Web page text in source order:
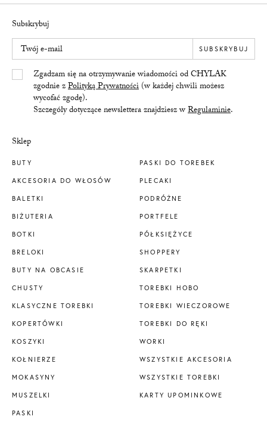
Sklep
BUTY
AKCESORIA DO WŁOSÓW
BALETKI
BIŻUTERIA
BOTKI
BRELOKI
BUTY NA OBCASIE
CHUSTY
KLASYCZNE TOREBKI
KOPERTÓWKI
KOSZYKI
KOŁNIERZE
MOKASYNY
MUSZELKI
PASKI
PASKI DO TOREBEK
PLECAKI
PODRÓŻNE
PORTFELE
PÓŁKSIĘŻYCE
SHOPPERY
SKARPETKI
TOREBKI HOBO
TOREBKI WIECZOROWE
TOREBKI DO RĘKI
WORKI
WSZYSTKIE AKCESORIA
WSZYSTKIE TOREBKI
KARTY UPOMINKOWE
Subskrybuj
Twój e-mail
Yes/TakZgadzam się na otrzymywanie wiadomości od CHYLAK
zgodnie zPolityką Prywatności(w każdej chwili możesz
wycofać zgodę).
Szczegóły dotyczące newslettera znajdziesz wRegulaminie.
SUBSKRYBUJ